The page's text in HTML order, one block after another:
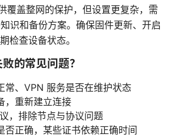
覆盖整网的保护，但设置更复杂，需
识和备份方案。确保固件更新、开启
检查设备状态。
的常见问题？
常、VPN 服务是否在维护状态
，重新建立连接
，排除节点与协议问题
否正确，某些证书依赖正确时间